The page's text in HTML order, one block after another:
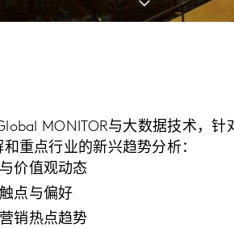
MONITOR与大数据技术，
重点行业的新兴趋势分析：
价值观动态
点与偏好
销热点趋势